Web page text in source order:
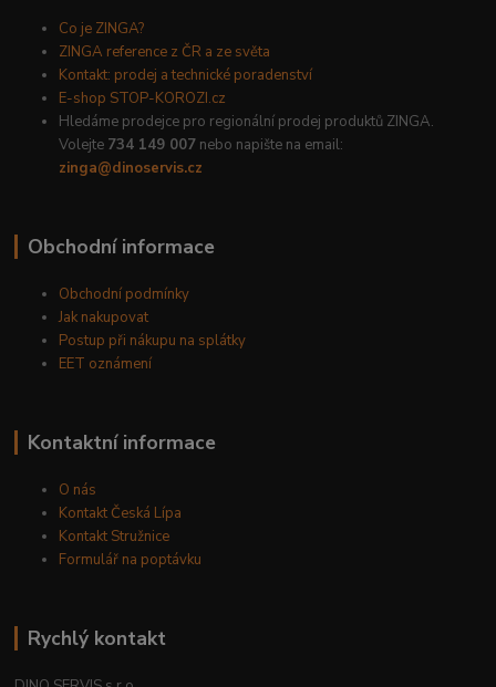
Co je ZINGA?
ZINGA reference z ČR a ze světa
Kontakt: prodej a technické poradenství
E-shop STOP-KOROZI.cz
Hledáme prodejce pro regionální prodej produktů ZINGA.
Volejte 734 149 007 nebo napište na email:
zinga@dinoservis.cz
Obchodní informace
Obchodní podmínky
Jak nakupovat
Postup při nákupu na splátky
EET oznámení
Kontaktní informace
O nás
Kontakt Česká Lípa
Kontakt Stružnice
Formulář na poptávku
Rychlý kontakt